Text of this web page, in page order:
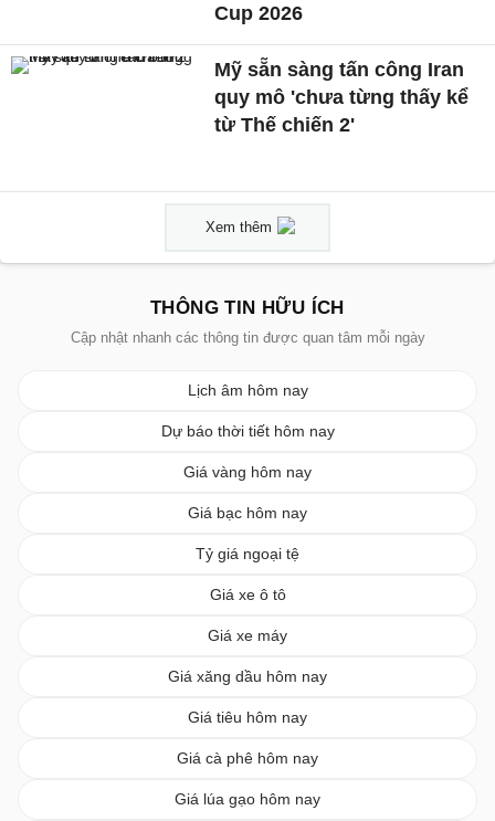
Cup 2026
Mỹ sẵn sàng tấn công Iran
quy mô 'chưa từng thấy kể
từ Thế chiến 2'
Xem thêm
THÔNG TIN HỮU ÍCH
Cập nhật nhanh các thông tin được quan tâm mỗi ngày
Lịch âm hôm nay
Dự báo thời tiết hôm nay
Giá vàng hôm nay
Giá bạc hôm nay
Tỷ giá ngoại tệ
Giá xe ô tô
Giá xe máy
Giá xăng dầu hôm nay
Giá tiêu hôm nay
Giá cà phê hôm nay
Giá lúa gạo hôm nay